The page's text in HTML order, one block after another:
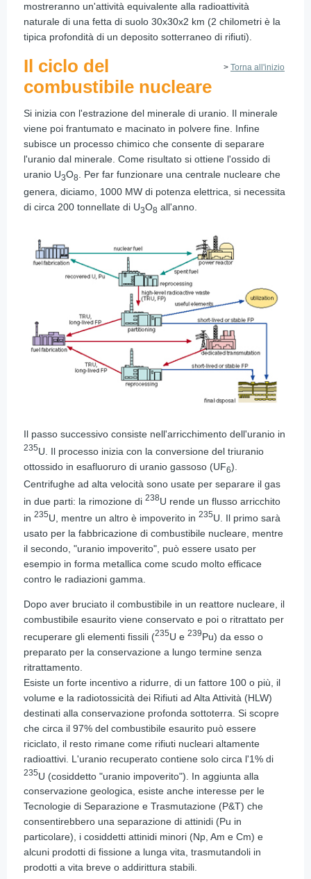
mostreranno un'attività equivalente alla radioattività
naturale di una fetta di suolo 30x30x2 km (2 chilometri è la
tipica profondità di un deposito sotterraneo di rifiuti).
> Torna all'inizio
Il ciclo del
combustibile nucleare
Si inizia con l'estrazione del minerale di uranio. Il minerale
viene poi frantumato e macinato in polvere fine. Infine
subisce un processo chimico che consente di separare
l'uranio dal minerale. Come risultato si ottiene l'ossido di
uranio U3O8
. Per far funzionare una centrale nucleare che
genera, diciamo, 1000 MW di potenza elettrica, si necessita
di circa 200 tonnellate di U3O8 all'anno.
Il passo successivo consiste nell'arricchimento dell'uranio in
235U. Il processo inizia con la conversione del triuranio
ottossido in esafluoruro di uranio gassoso (UF6).
Centrifughe ad alta velocità sono usate per separare il gas
in due parti: la rimozione di 238U rende un flusso arricchito
in 235U, mentre un altro è impoverito in 235U. Il primo sarà
usato per la fabbricazione di combustibile nucleare, mentre
il secondo, "uranio impoverito", può essere usato per
esempio in forma metallica come scudo molto efficace
contro le radiazioni gamma.
Dopo aver bruciato il combustibile in un reattore nucleare, il
combustibile esaurito viene conservato e poi o ritrattato per
recuperare gli elementi fissili (235U e 239Pu) da esso o
preparato per la conservazione a lungo termine senza
ritrattamento.
Esiste un forte incentivo a ridurre, di un fattore 100 o più, il
volume e la radiotossicità dei Rifiuti ad Alta Attività (HLW)
destinati alla conservazione profonda sottoterra. Si scopre
che circa il 97% del combustibile esaurito può essere
riciclato, il resto rimane come rifiuti nucleari altamente
radioattivi. L'uranio recuperato contiene solo circa l'1% di
235U (cosiddetto "uranio impoverito"). In aggiunta alla
conservazione geologica, esiste anche interesse per le
Tecnologie di Separazione e Trasmutazione (P&T) che
consentirebbero una separazione di attinidi (Pu in
particolare), i cosiddetti attinidi minori (Np, Am e Cm) e
alcuni prodotti di fissione a lunga vita, trasmutandoli in
prodotti a vita breve o addirittura stabili.